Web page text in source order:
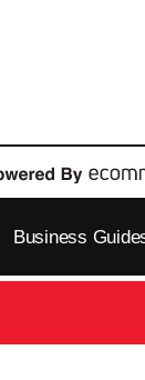
Business